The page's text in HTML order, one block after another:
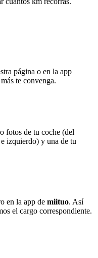
página o en la app
te convenga.
fotos de tu coche (del
izquierdo) y una de tu
en la app de miituo. Así
el cargo correspondiente.